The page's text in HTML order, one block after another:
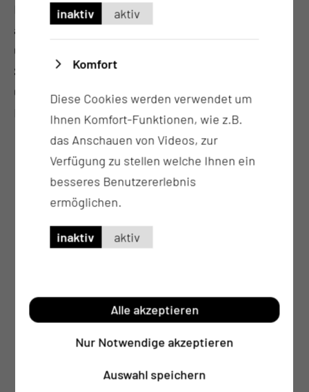
Bundeswehr hat er sich u.a. auf die plastisch-
ästhetischen Chirurgie des männlichen
Geschlechts fokussiert. Er war jahrelang
Sektionsleiter für männliche Intimchirurgie in der
Gesellschaft für ästhetische und rekonstruktive
Intimchirurgie.
inaktiv aktiv
Komfort
Diese Cookies werden verwendet um
Ihnen Komfort-Funktionen, wie z.B.
das Anschauen von Videos, zur
Verfügung zu stellen welche Ihnen ein
besseres Benutzererlebnis
ermöglichen.
inaktiv aktiv
Alle akzeptieren
Nur Notwendige akzeptieren
Auswahl speichern